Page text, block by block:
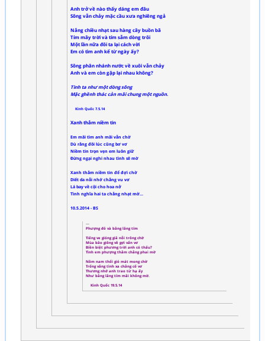
Anh trở về nào thấy dáng em đâu
Sông vẫn chảy mặc cầu xưa nghiêng ngả
Nắng chiều nhạt sau hàng cây buồn bã
Tím mây trời và tím sẫm dòng trôi
Một lần nữa đôi ta lại cách vời
Em có tìm anh kể từ ngày ấy?
Sông phân nhánh nước về xuôi vẫn chảy
Anh và em còn gặp lại nhau không?
Tình ta như một dòng sông
Mặc ghềnh thác cản mãi chung một nguồn.
Kinh Quốc 7.5.14
Xanh thẳm niềm tin
Em mãi tìm anh mãi vẫn chờ
Dù rằng đôi lúc cũng bơ vơ
Niềm tin trọn vẹn em luôn giữ
Đừng ngại nghi nhau tình sẽ mờ
Xanh thẳm niềm tin để đợi chờ
Diết da nỗi nhớ chẳng vu vơ
Lá bay về cội cho hoa nở
Tình nghĩa hai ta chẳng nhạt mờ...
10.5.2014 - BS
Phượng đỏ và bằng lăng tím
Tiếng ve gióng giả nỗi trông chờ
Mùa bão giông về gợi vẩn vơ
Biền biệt phương trời anh có thấu?
Tình em phượng thắm chẳng phai mờ
Nồm nam thổi gió mát mong chờ
Trống vắng tình xa chẳng cố vơ
Thương nhớ anh trao từ hạ ấy
Như bằng lăng tím mãi không mờ.
Kinh Quốc 19.5.14